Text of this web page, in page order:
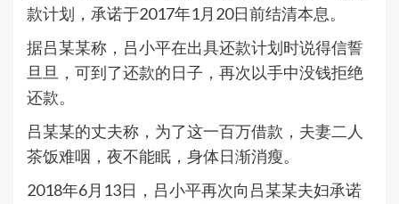
款计划，承诺于2017年1月20日前结清本息。
据吕某某称，吕小平在出具还款计划时说得信誓
旦旦，可到了还款的日子，再次以手中没钱拒绝
还款。
吕某某的丈夫称，为了这一百万借款，夫妻二人
茶饭难咽，夜不能眠，身体日渐消瘦。
2018年6月13日，吕小平再次向吕某某夫妇承诺